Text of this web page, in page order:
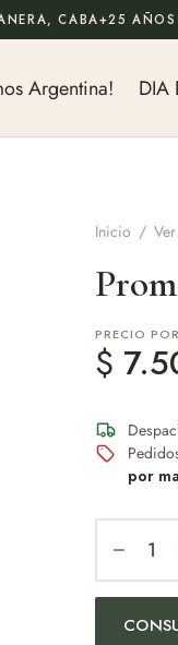
Argentina! DIA
Inicio /
PRECIO
$
por
CABA+25 AÑOS